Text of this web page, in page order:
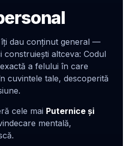
dau conținut general —
construiești altceva: Codul
a felului în care
cuvintele tale, descoperită
cele mai Puternice și
mentală,